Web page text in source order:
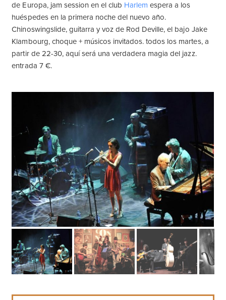
de Europa, jam session en el club Harlem espera a los
huéspedes en la primera noche del nuevo año.
Chinoswingslide, guitarra y voz de Rod Deville, el bajo Jake
Klambourg, choque + músicos invitados. todos los martes, a
partir de 22-30, aquí será una verdadera magia del jazz.
entrada 7 €.